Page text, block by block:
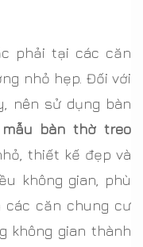
phải tại các căn
nhỏ hẹp. Đối với
nên sử dụng bàn
mẫu bàn thờ treo
thiết kế đẹp và
không gian, phù
các căn chung cư
không gian thành